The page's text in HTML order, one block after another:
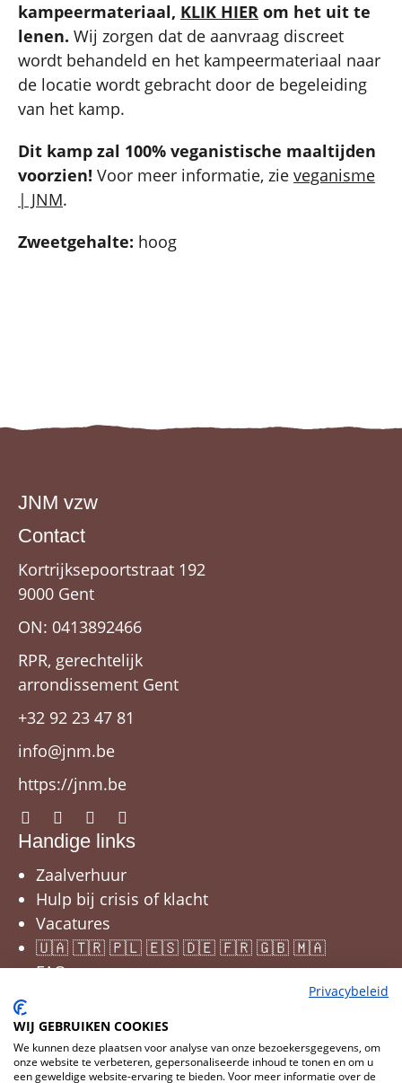
kampeermateriaal, KLIK HIER om het uit te
lenen. Wij zorgen dat de aanvraag discreet
wordt behandeld en het kampeermateriaal naar
de locatie wordt gebracht door de begeleiding
van het kamp.
Dit kamp zal 100% veganistische maaltijden
voorzien! Voor meer informatie, zie veganisme
| JNM.
Zweetgehalte: hoog
JNM vzw
Contact
Kortrijksepoortstraat 192
9000 Gent
ON: 0413892466
RPR, gerechtelijk
arrondissement Gent
+32 92 23 47 81
info@jnm.be
https://jnm.be
Handige links
Zaalverhuur
Hulp bij crisis of klacht
Vacatures
🇺🇦 🇹🇷 🇵🇱 🇪🇸 🇩🇪 🇫🇷 🇬🇧 🇲🇦
FAQ
Privacybeleid
WIJ GEBRUIKEN COOKIES
We kunnen deze plaatsen voor analyse van onze bezoekersgegevens, om
onze website te verbeteren, gepersonaliseerde inhoud te tonen en om u
een geweldige website-ervaring te bieden. Voor meer informatie over de